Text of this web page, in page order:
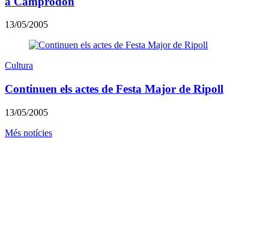
13/05/2005
Cultura
Continuen els actes de Festa Major de Ripoll
13/05/2005
Més notícies